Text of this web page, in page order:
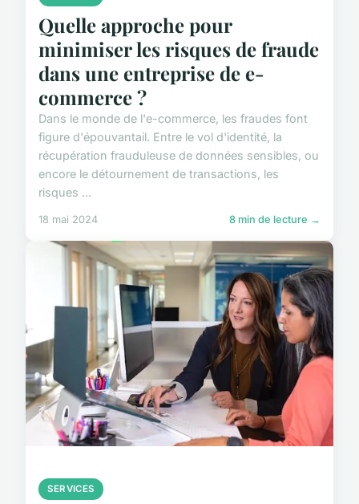
Quelle approche pour
minimiser les risques de fraude
dans une entreprise de e-
commerce ?
Dans le monde de l'e-commerce, les fraudes font
figure d'épouvantail. Entre le vol d'identité, la
récupération frauduleuse de données sensibles, ou
encore le détournement de transactions, les
risques ...
18 mai 2024 8 min de lecture →
SERVICES